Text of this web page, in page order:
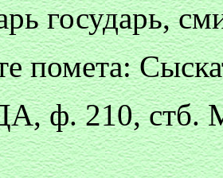
государь,
помета:
ф. 210, стб.